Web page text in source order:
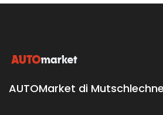
AUTOMarket di